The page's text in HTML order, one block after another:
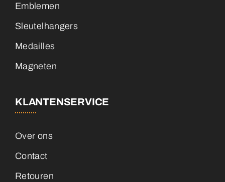
Emblemen
Sleutelhangers
Medailles
Magneten
KLANTENSERVICE
Over ons
Contact
Retouren